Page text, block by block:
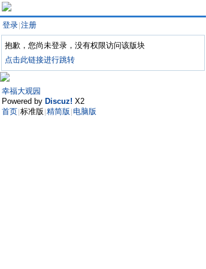
登录 注册
抱歉，您尚未登录，没有权限访问该版块
点击此链接进行跳转
幸福大观园
Powered by Discuz! X2
首页 标准版 精简版 电脑版